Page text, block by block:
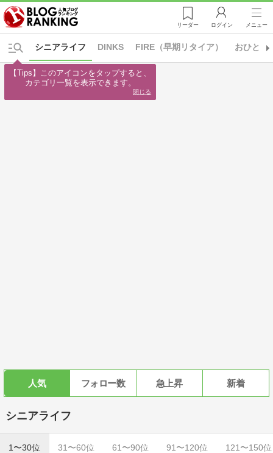
リーダー ログイン メニュー
DINKS FIRE（早期リタイア） おひとり
シニアライフ
人気 フォロー数 急上昇 新着
シニアライフ
1〜30位 31〜60位 61〜90位 91〜120位 121〜150位
【Tips】このアイコンをタップすると、
カテゴリ一覧を表示できます。
閉じる